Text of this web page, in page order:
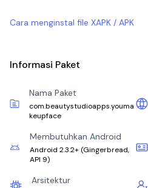
Cara menginstal file XAPK / APK
Informasi Paket
Nama Paket
com.beautystudioapps.youma
keupface
Membutuhkan Android
Android 2.3.2+ (Gingerbread,
API 9)
Arsitektur